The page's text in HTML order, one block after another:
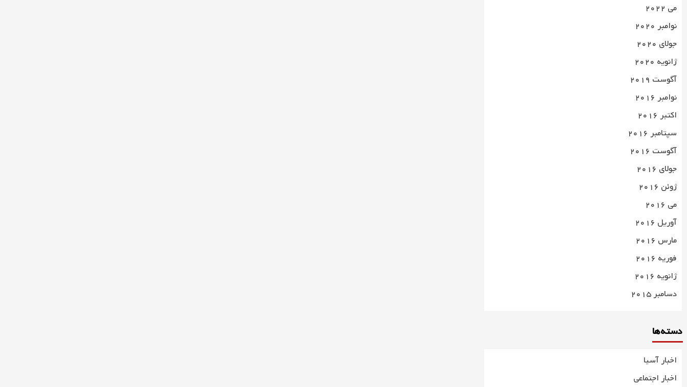
می 2022
نوامبر 2020
جولای 2020
ژانویه 2020
آگوست 2019
نوامبر 2016
اکتبر 2016
سپتامبر 2016
آگوست 2016
جولای 2016
ژوئن 2016
می 2016
آوریل 2016
مارس 2016
فوریه 2016
ژانویه 2016
دسامبر 2015
دسته‌ها
اخبار آسیا
اخبار اجتماعی